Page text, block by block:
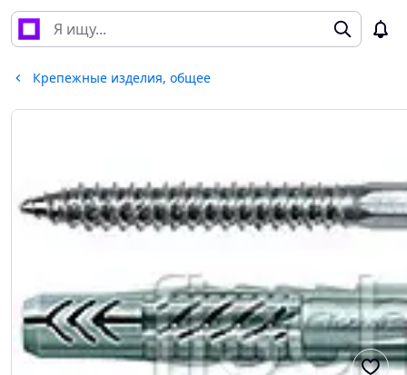
Крепежные изделия, общее